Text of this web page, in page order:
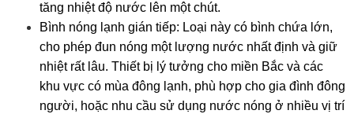
tăng nhiệt độ nước lên một chút.
Bình nóng lạnh gián tiếp: Loại này có bình chứa lớn,
cho phép đun nóng một lượng nước nhất định và giữ
nhiệt rất lâu. Thiết bị lý tưởng cho miền Bắc và các
khu vực có mùa đông lạnh, phù hợp cho gia đình đông
người, hoặc nhu cầu sử dụng nước nóng ở nhiều vị trí